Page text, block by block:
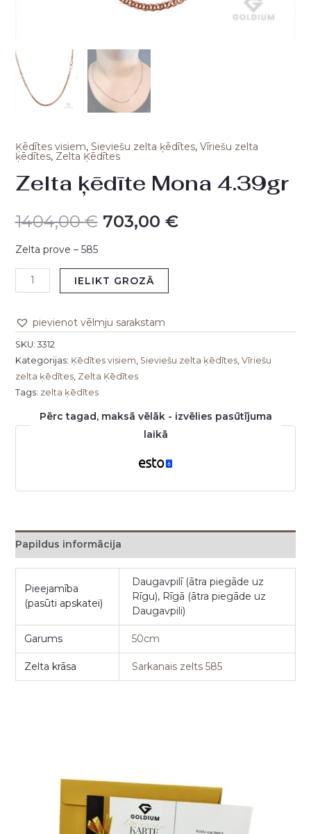
Ķēdītes visiem, Sieviešu zelta ķēdītes, Vīriešu zelta
ķēdītes, Zelta Ķēdītes
Zelta ķēdīte Mona 4.39gr
1404,00€ 703,00 €
Zelta prove – 585
IELIKT GROZĀ
pievienot vēlmju sarakstam
SKU:3312
Kategorijas: Ķēdītes visiem, Sieviešu zelta ķēdītes, Vīriešu
zelta ķēdītes, Zelta Ķēdītes
Tags: zelta ķēdītes
Pērc tagad, maksā vēlāk - izvēlies pasūtījuma
laikā
Papildus informācija
Pieejamība
(pasūti apskatei)
Daugavpilī (ātra piegāde uz
Rīgu), Rīgā (ātra piegāde uz
Daugavpili)
Garums 50cm
Zelta krāsa Sarkanais zelts 585